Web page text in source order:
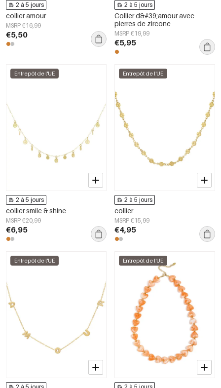
2 à 5 jours
collier amour
MSRP €16,99
€5,50
2 à 5 jours
Collier d&#39;amour avec
pierres de zircone
MSRP €19,99
€5,95
Entrepôt de l'UE
2 à 5 jours
collier smile & shine
MSRP €20,99
€6,95
Entrepôt de l'UE
2 à 5 jours
collier
MSRP €15,99
€4,95
Entrepôt de l'UE Entrepôt de l'UE